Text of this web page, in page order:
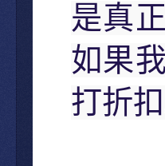
是真
如果
打折扣